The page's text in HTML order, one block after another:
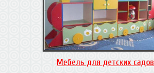
Мебель для детских садов